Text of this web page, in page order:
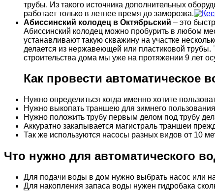
трубы. Из такого источника дополнительных
работает только в летнее время до заморозка.
Абиссинский колодец в Октябрьский – это
Абиссинский колодец можно пробурить в любом
устанавливают такую скважину на участке
делается из нержавеющей или пластиковой
строительства дома мы уже на протяжении 9 лет
Как провести автоматическое
Нужно определиться когда именно хотите
Нужно выкопать траншею для зимнего
Нужно положить трубу первым делом под трубу
Аккуратно закапывается магистраль траншеи
Так же используются насосы разных видов от 10
Что нужно для автоматического
Для подачи воды в дом нужно выбрать насос или
Для накопления запаса воды нужен гидробака